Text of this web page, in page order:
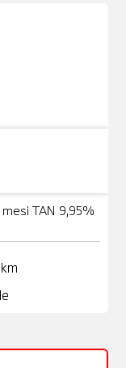
TAN 9,95%